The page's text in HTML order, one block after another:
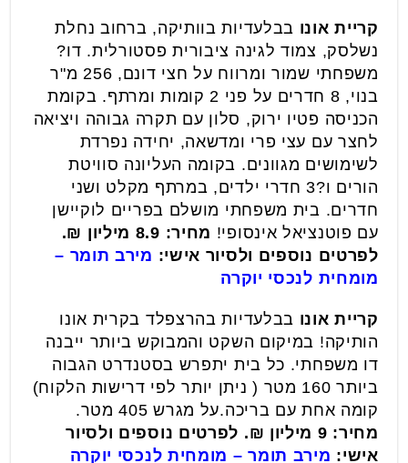
קריית אונו בבלעדיות בוותיקה, ברחוב נחלת
נשלסק, צמוד לגינה ציבורית פסטורלית. דו?
משפחתי שמור ומרווח על חצי דונם, 256 מ"ר
בנוי, 8 חדרים על פני 2 קומות ומרתף. בקומת
הכניסה פטיו ירוק, סלון עם תקרה גבוהה ויציאה
לחצר עם עצי פרי ומדשאה, יחידה נפרדת
לשימושים מגוונים. בקומה העליונה סוויטת
הורים ו?3 חדרי ילדים, במרתף מקלט ושני
חדרים. בית משפחתי מושלם בפריים לוקיישן
עם פוטנציאל אינסופי! מחיר: 8.9 מיליון ₪.
לפרטים נוספים ולסיור אישי: מירב תומר –
מומחית לנכסי יוקרה
קריית אונו בבלעדיות בהרצפלד בקרית אונו
הותיקה! במיקום השקט והמבוקש ביותר ייבנה
דו משפחתי. כל בית יתפרש בסטנדרט הגבוה
ביותר 160 מטר ( ניתן יותר לפי דרישות הלקוח)
קומה אחת עם בריכה.על מגרש 405 מטר.
מחיר: 9 מיליון ₪.
לפרטים נוספים ולסיור
אישי: מירב תומר – מומחית לנכסי יוקרה